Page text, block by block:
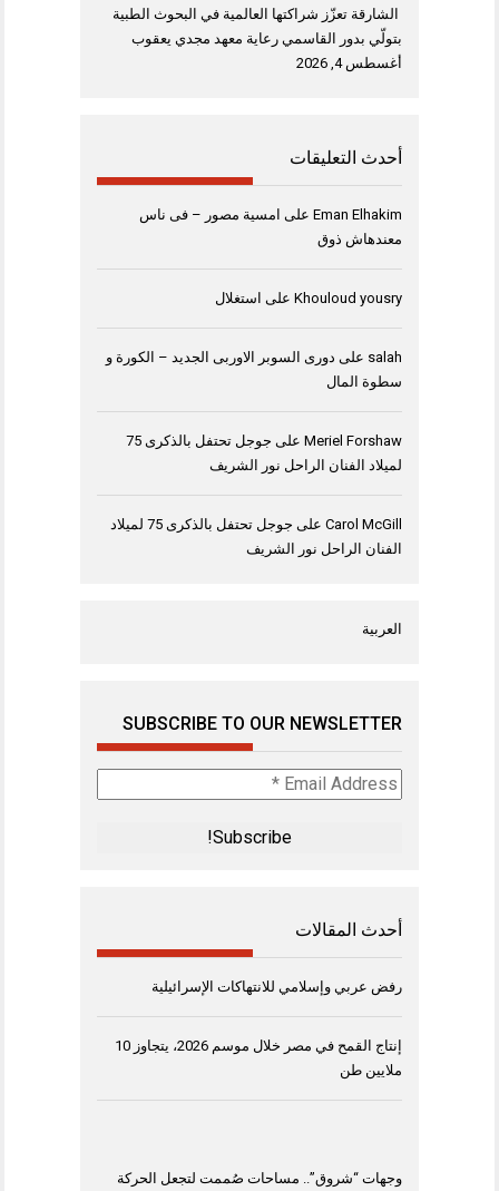
الشارقة تعزّز شراكتها العالمية في البحوث الطبية
بتولّي بدور القاسمي رعاية معهد مجدي يعقوب
أغسطس 4, 2026
أحدث التعليقات
Eman Elhakim على امسية مصور – فى ناس
معندهاش ذوق
Khouloud yousry على استغلال
salah على دورى السوبر الاوربى الجديد – الكورة و
سطوة المال
Meriel Forshaw على
جوجل تحتفل بالذكرى 75
لميلاد الفنان الراحل نور الشريف
Carol McGill على
جوجل تحتفل بالذكرى 75 لميلاد
الفنان الراحل نور الشريف
العربية
SUBSCRIBE TO OUR NEWSLETTER
Email
Address
أحدث المقالات
رفض عربي وإسلامي للانتهاكات الإسرائيلية
إنتاج القمح في مصر خلال موسم 2026، يتجاوز 10
ملايين طن
وجهات “شروق”.. مساحات صُممت لتجعل الحركة